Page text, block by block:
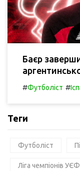
Баєр
#Футболіст #
Теги
Футболіст
Ліга чемпіонів